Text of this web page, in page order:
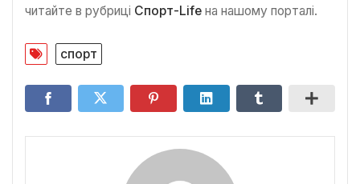
читайте в рубриці Спорт-Life на нашому порталі.
спорт